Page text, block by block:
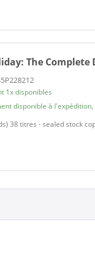
The Complete
1x disponibles
disponible à
38 titres - sealed stock